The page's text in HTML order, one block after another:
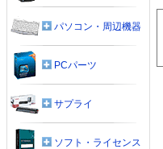
パソコン・周辺機器
PCパーツ
サプライ
ソフト・ライセンス